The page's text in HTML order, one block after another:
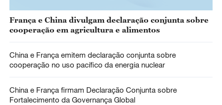
França e China divulgam declaração conjunta sobre
cooperação em agricultura e alimentos
China e França emitem declaração conjunta sobre
cooperação no uso pacífico da energia nuclear
China e França firmam Declaração Conjunta sobre
Fortalecimento da Governança Global